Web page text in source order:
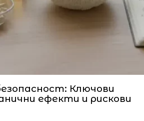
Ключови
ефекти и рискови